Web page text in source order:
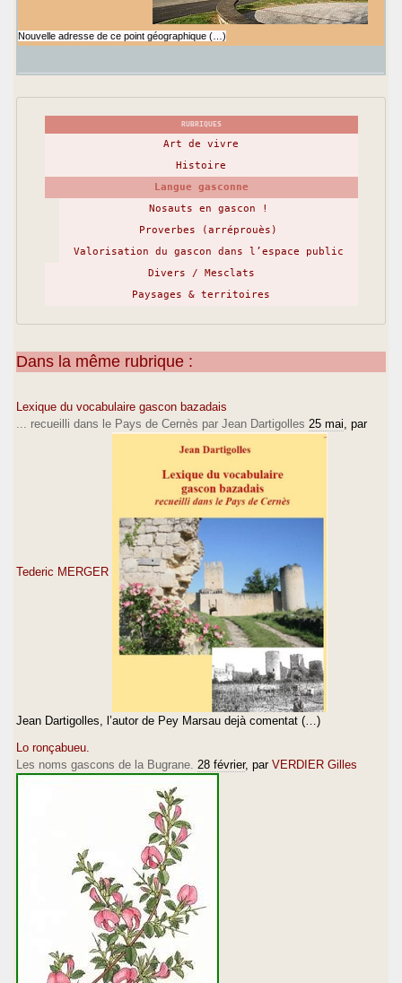
Nouvelle adresse de ce point géographique (…)
RUBRIQUES
Art de vivre
Histoire
Langue gasconne
Nosauts en gascon !
Proverbes (arréprouès)
Valorisation du gascon dans l’espace public
Divers / Mesclats
Paysages & territoires
Dans la même rubrique :
Lexique du vocabulaire gascon bazadais
... recueilli dans le Pays de Cernès par Jean Dartigolles 25 mai , par
Tederic MERGER
Jean Dartigolles, l’autor de Pey Marsau dejà comentat (…)
Lo ronçabueu.
Les noms gascons de la Bugrane. 28 février, par VERDIER Gilles